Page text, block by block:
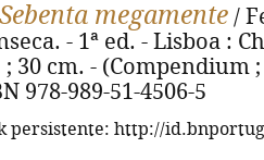
Sebenta megamente /
- 1ª ed. - Lisboa :
; 30 cm. - (Compendium
978-989-51-4506-5
persistente: http://